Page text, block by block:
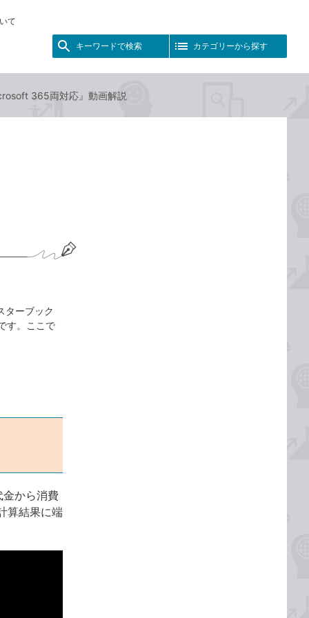
て
キーワードで検索 カテゴリーから探す
365両対応』動画解説
ターブック
す。ここで
金から消費
算結果に端